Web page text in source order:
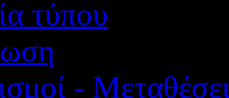
τύπου
-